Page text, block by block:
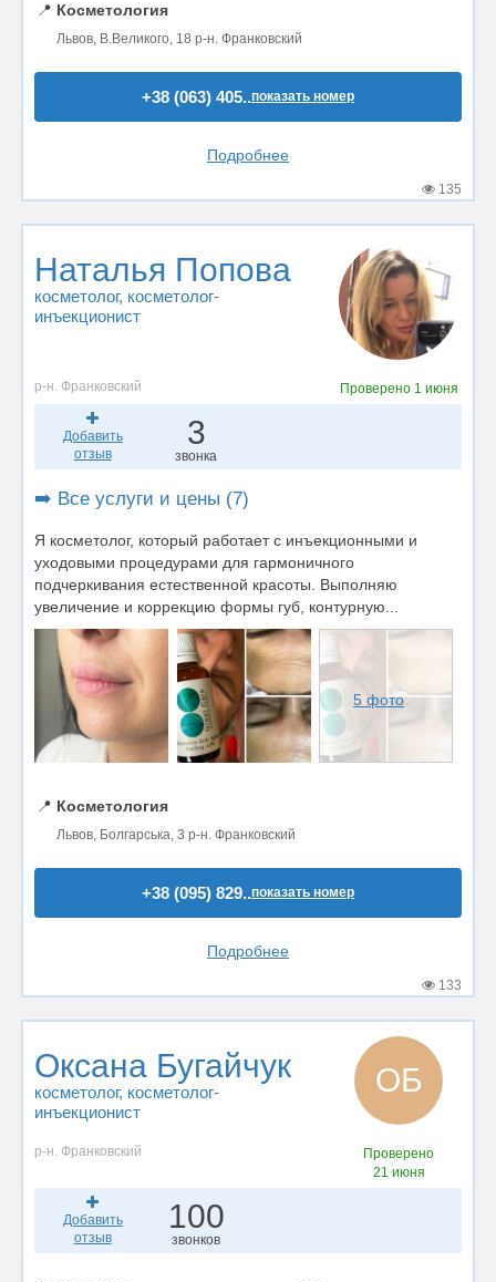
📍 Косметология
Львов, В.Великого, 18 р-н. Франковский
+38 (063) 405..показать номер
Подробнее
135
Наталья Попова
косметолог, косметолог-
инъекционист
р-н. Франковский Проверено 1 июня
Добавить
отзыв
3
звонка
➡️ Все услуги и цены (7)
Я косметолог, который работает с инъекционными и
уходовыми процедурами для гармоничного
подчеркивания естественной красоты. Выполняю
увеличение и коррекцию формы губ, контурную...
5 фото
📍 Косметология
Львов, Болгарська, 3 р-н. Франковский
+38 (095) 829..показать номер
Подробнее
133
Оксана Бугайчук
косметолог, косметолог-
инъекционист
ОБ
р-н. Франковский
Проверено
21 июня
Добавить
отзыв
100
звонков